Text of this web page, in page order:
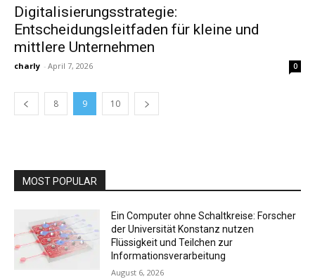
Digitalisierungsstrategie:
Entscheidungsleitfaden für kleine und
mittlere Unternehmen
charly - April 7, 2026 0
8 9 10
MOST POPULAR
Ein Computer ohne Schaltkreise: Forscher
der Universität Konstanz nutzen
Flüssigkeit und Teilchen zur
Informationsverarbeitung
August 6, 2026